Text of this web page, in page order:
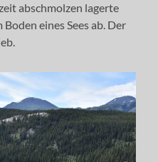
abschmolzen lagerte
eines Sees ab. Der